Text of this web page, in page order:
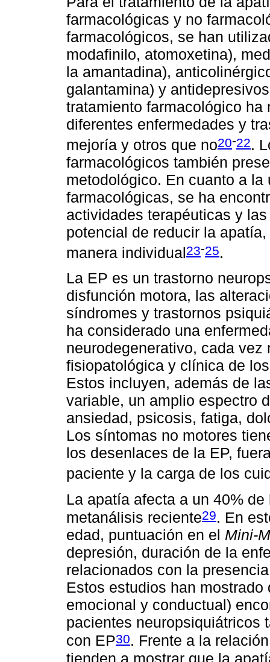
farmacológicas y no
farmacológicos, se han
modafinilo, atomoxetina),
la amantadina),
galantamina) y
tratamiento farmacológico
diferentes enfermedades y
mejoría y otros que no20-22.
farmacológicos también
metodológico. En cuanto a
farmacológicas, se ha
actividades terapéuticas y
potencial de reducir la
manera individual23-25.
La EP es un trastorno
disfunción motora, las
síndromes y trastornos
ha considerado una
neurodegenerativo, cada
fisiopatológica y clínica de
Estos incluyen, además de
variable, un amplio espectro
ansiedad, psicosis, fatiga,
Los síntomas no motores
los desenlaces de la EP,
paciente y la carga de los
La apatía afecta a un 40%
metanálisis reciente29. En
edad, puntuación en el Mini-
depresión, duración de la
relacionados con la
Estos estudios han
emocional y conductual)
pacientes neuropsiquiátricos
con EP30. Frente a la
tienden a mostrar que la